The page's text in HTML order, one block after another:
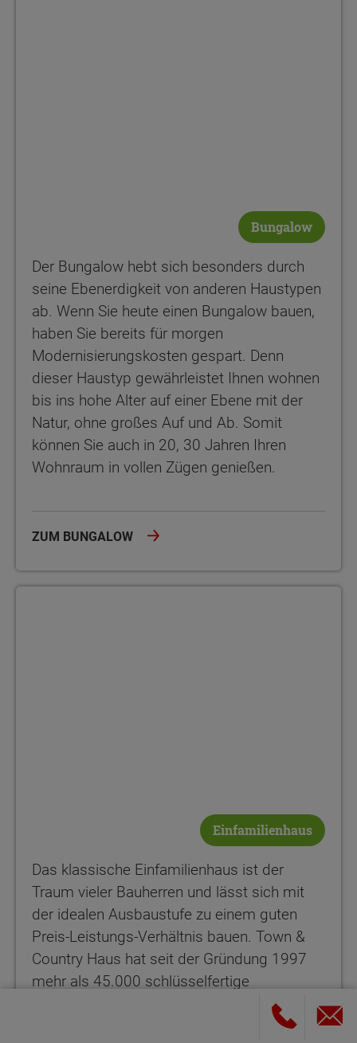
Bungalow
Der Bungalow hebt sich besonders durch
seine Ebenerdigkeit von anderen Haustypen
ab. Wenn Sie heute einen Bungalow bauen,
haben Sie bereits für morgen
Modernisierungskosten gespart. Denn
dieser Haustyp gewährleistet Ihnen wohnen
bis ins hohe Alter auf einer Ebene mit der
Natur, ohne großes Auf und Ab. Somit
können Sie auch in 20, 30 Jahren Ihren
Wohnraum in vollen Zügen genießen.
ZUM BUNGALOW
Einfamilienhaus
Das klassische Einfamilienhaus ist der
Traum vieler Bauherren und lässt sich mit
der idealen Ausbaustufe zu einem guten
Preis-Leistungs-Verhältnis bauen. Town &
Country Haus hat seit der Gründung 1997
mehr als 45.000 schlüsselfertige
Massivhäuser gebaut. Dank Hausbau-
Schutzbrief und unserer Inklusivausstattung